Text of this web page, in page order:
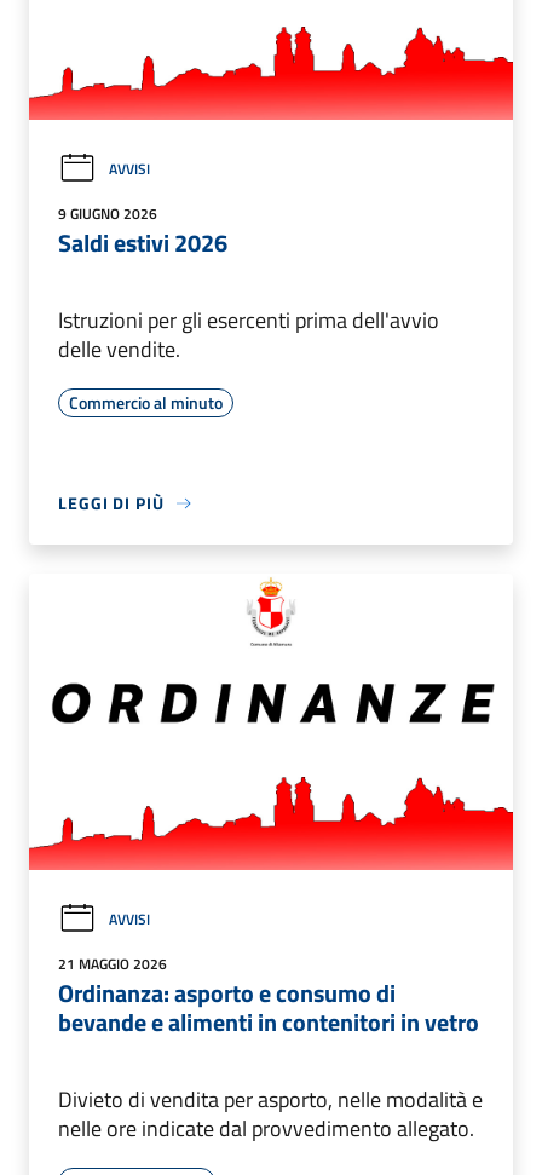
AVVISI
9 GIUGNO 2026
Saldi estivi 2026
Istruzioni per gli esercenti prima dell'avvio
delle vendite.
Commercio al minuto
LEGGI DI PIÙ
AVVISI
21 MAGGIO 2026
Ordinanza: asporto e consumo di
bevande e alimenti in contenitori in vetro
Divieto di vendita per asporto, nelle modalità e
nelle ore indicate dal provvedimento allegato.